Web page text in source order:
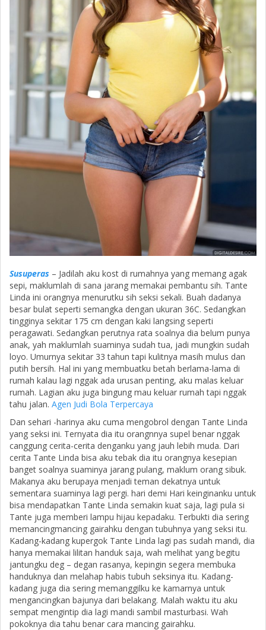
Susuperas – Jadilah aku kost di rumahnya yang memang agak
sepi, maklumlah di sana jarang memakai pembantu sih. Tante
Linda ini orangnya menurutku sih seksi sekali. Buah dadanya
besar bulat seperti semangka dengan ukuran 36C. Sedangkan
tingginya sekitar 175 cm dengan kaki langsing seperti
peragawati. Sedangkan perutnya rata soalnya dia belum punya
anak, yah maklumlah suaminya sudah tua, jadi mungkin sudah
loyo. Umurnya sekitar 33 tahun tapi kulitnya masih mulus dan
putih bersih. Hal ini yang membuatku betah berlama-lama di
rumah kalau lagi nggak ada urusan penting, aku malas keluar
rumah. Lagian aku juga bingung mau keluar rumah tapi nggak
tahu jalan. Agen Judi Bola Terpercaya
Dan sehari -harinya aku cuma mengobrol dengan Tante Linda
yang seksi ini. Ternyata dia itu orangnnya supel benar nggak
canggung cerita-cerita denganku yang jauh lebih muda. Dari
cerita Tante Linda bisa aku tebak dia itu orangnya kesepian
banget soalnya suaminya jarang pulang, maklum orang sibuk.
Makanya aku berupaya menjadi teman dekatnya untuk
sementara suaminya lagi pergi. hari demi Hari keinginanku untuk
bisa mendapatkan Tante Linda semakin kuat saja, lagi pula si
Tante juga memberi lampu hijau kepadaku. Terbukti dia sering
memancingmancing gairahku dengan tubuhnya yang seksi itu.
Kadang-kadang kupergok Tante Linda lagi pas sudah mandi, dia
hanya memakai lilitan handuk saja, wah melihat yang begitu
jantungku deg – degan rasanya, kepingin segera membuka
handuknya dan melahap habis tubuh seksinya itu. Kadang-
kadang juga dia sering memanggilku ke kamarnya untuk
mengancingkan bajunya dari belakang. Malah waktu itu aku
sempat mengintip dia lagi mandi sambil masturbasi. Wah
pokoknya dia tahu benar cara mancing gairahku.